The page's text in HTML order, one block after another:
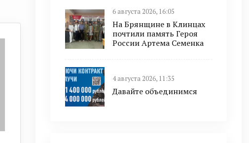
6 августа 2026, 16:05
На Брянщине в Клинцах
почтили память Героя
России Артема Семенка
4 августа 2026, 11:35
Давайте объединимся